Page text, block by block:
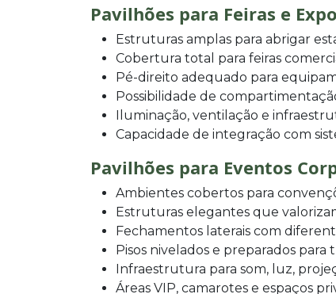
Pavilhões para Feiras e
Estruturas amplas para abrigar
Cobertura total para feiras
Pé-direito adequado para
Possibilidade de
Iluminação, ventilação e
Capacidade de integração com
Pavilhões para Eventos
Ambientes cobertos para
Estruturas elegantes que
Fechamentos laterais com
Pisos nivelados e preparados para
Infraestrutura para som, luz,
Áreas VIP, camarotes e espaços